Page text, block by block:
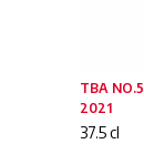
TBA
2021
37.5 cl